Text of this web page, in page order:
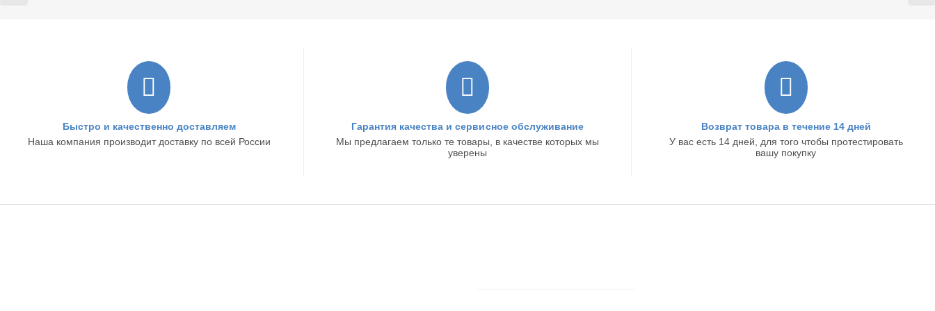
Быстро и качественно доставляем
Наша компания производит доставку по всей России
Гарантия качества и сервисное обслуживание
Мы предлагаем только те товары, в качестве которых мы
уверены
Возврат товара в течение 14 дней
У вас есть 14 дней, для того чтобы протестировать
вашу покупку